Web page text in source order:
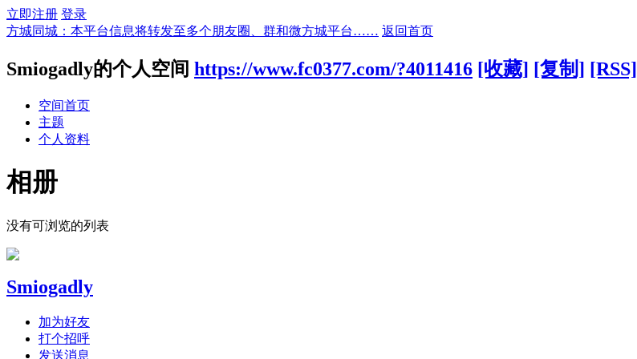
立即注册 登录
方城同城：本平台信息将转发至多个朋友圈、群和微方城平台…… 返回首页
Smiogadly的个人空间 https://www.fc0377.com/?4011416 [收藏] [复制] [RSS]
空间首页
主题
个人资料
相册
没有可浏览的列表
Smiogadly
加为好友
打个招呼
发送消息